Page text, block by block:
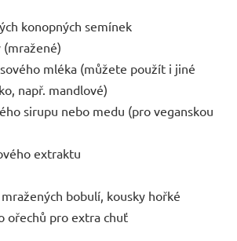
konopných semínek
(mražené)
mléka (můžete použít i jiné
např. mandlové)
sirupu nebo medu (pro veganskou
extraktu
bobulí, kousky hořké
ořechů pro extra chuť